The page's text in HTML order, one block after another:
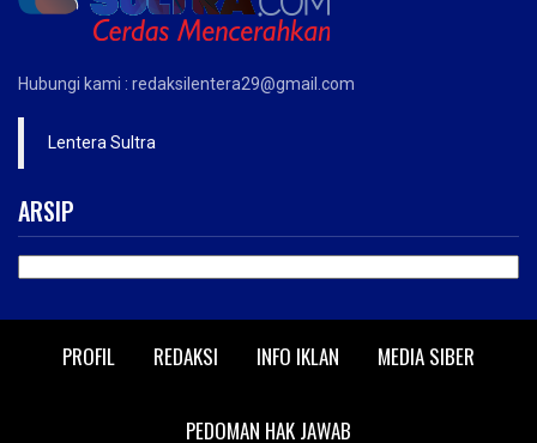
Hubungi kami : redaksilentera29@gmail.com
Lentera Sultra
ARSIP
PROFIL REDAKSI INFO IKLAN MEDIA SIBER
PEDOMAN HAK JAWAB